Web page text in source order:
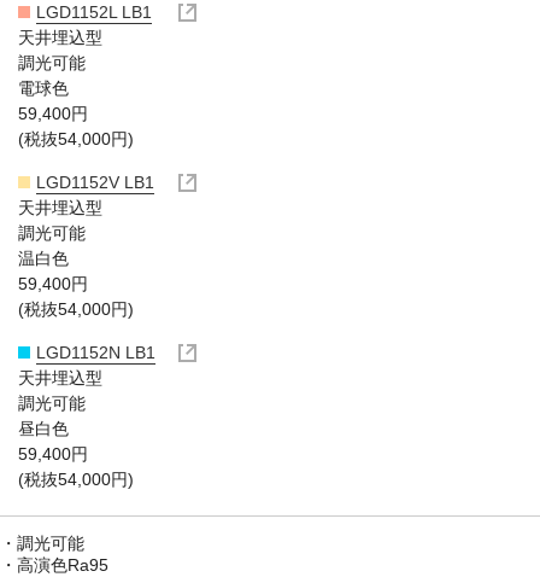
LGD1152L LB1
天井埋込型
調光可能
電球色
59,400円
(税抜54,000円)
LGD1152V LB1
天井埋込型
調光可能
温白色
59,400円
(税抜54,000円)
LGD1152N LB1
天井埋込型
調光可能
昼白色
59,400円
(税抜54,000円)
調光可能
高演色Ra95